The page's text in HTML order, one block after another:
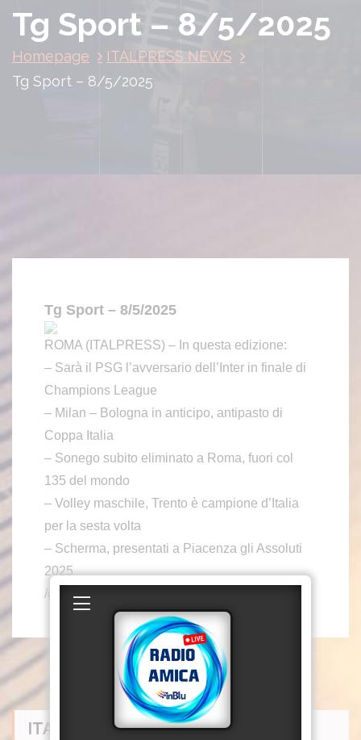
Tg Sport – 8/5/2025
Homepage
ITALPRESS NEWS
Tg Sport – 8/5/2025
Tg Sport – 8/5/2025
ROMA (ITALPRESS) – In questa edizione:
– Sarà il PSG l’avversario dell’Inter in finale di
Champions League
– Milan – Bologna in anticipo, antipasto di
Coppa Italia
– Sonego subito eliminato a Roma, fuori col
135 del mondo
– Volley maschile, Trento è campione d’Italia
per la sesta volta
– Scherma, presentati a Piacenza gli Assoluti
2025
/gtr
ITALPRESS NEWS